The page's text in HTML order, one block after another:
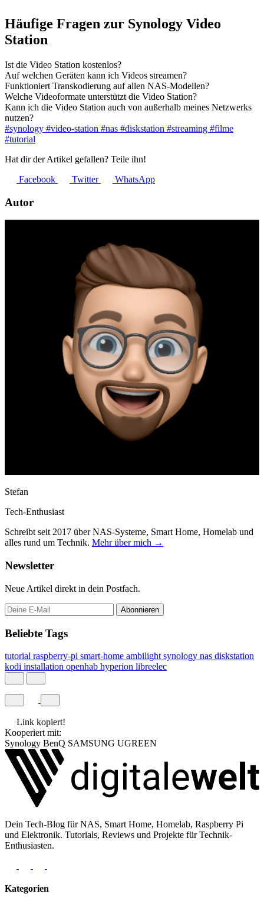
Häufige Fragen zur Synology Video
Station
Ist die Video Station kostenlos?
Auf welchen Geräten kann ich Videos streamen?
Funktioniert Transkodierung auf allen NAS-Modellen?
Welche Videoformate unterstützt die Video Station?
Kann ich die Video Station auch von außerhalb meines Netzwerks
nutzen?
#synology #video-station #nas #diskstation #streaming #filme
#tutorial
Hat dir der Artikel gefallen? Teile ihn!
Facebook
Twitter WhatsApp
Autor
Stefan
Tech-Enthusiast
Schreibt seit 2017 über NAS-Systeme, Smart Home, Homelab und
alles rund um Technik. Mehr über mich →
Newsletter
Neue Artikel direkt in dein Postfach.
Abonnieren
Beliebte Tags
tutorial raspberry-pi smart-home ambilight synology nas diskstation
kodi installation openhab hyperion libreelec
Link kopiert!
Kooperiert mit:
Synology BenQ SAMSUNG UGREEN
Dein Tech-Blog für NAS, Smart Home, Homelab, Raspberry Pi
und Elektronik. Tutorials, Reviews und Projekte für Technik-
Enthusiasten.
Kategorien